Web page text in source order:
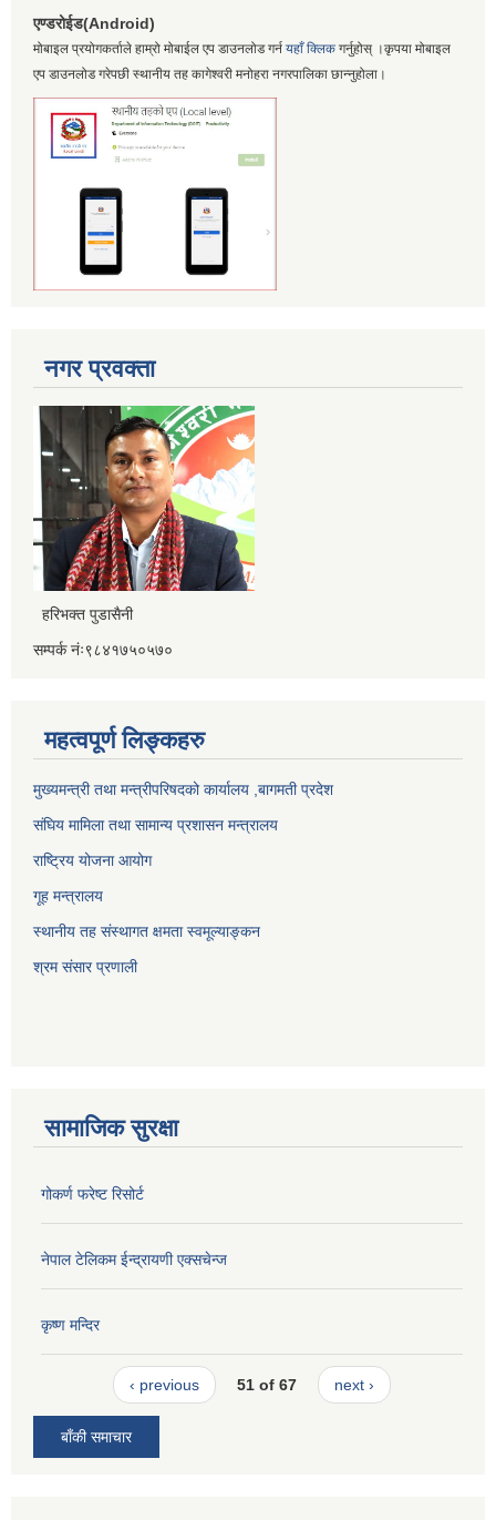
एण्डरोईड(Android)
मोबाइल प्रयोगकर्ताले हाम्रो मोबाईल एप डाउनलोड गर्न यहाँ क्लिक गर्नुहोस् ।कृपया मोबाइल
एप डाउनलोड गरेपछी स्थानीय तह कागेश्वरी मनोहरा नगरपालिका छान्नुहोला।
नगर प्रवक्ता
हरिभक्त पुडासैनी
सम्पर्क नंः९८४१७५०५७०
महत्वपूर्ण लिङ्कहरु
मुख्यमन्त्री तथा मन्त्रीपरिषदको कार्यालय ,बागमती प्रदेश
संघिय मामिला तथा सामान्य प्रशासन मन्त्रालय
राष्ट्रिय योजना आयोग
गूह मन्त्रालय
स्थानीय तह संस्थागत क्षमता स्वमूल्याङ्कन
श्रम संसार प्रणाली
सामाजिक सुरक्षा
गोकर्ण फरेष्ट रिसोर्ट
नेपाल टेलिकम ईन्द्रायणी एक्सचेन्ज
कृष्ण मन्दिर
‹ previous 51 of 67 next ›
बाँकी समाचार